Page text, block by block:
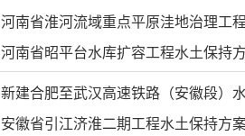
河南省淮河流域重点平原洼地治理工
河南省昭平台水库扩容工程水土保持
新建合肥至武汉高速铁路（安徽段）
安徽省引江济淮二期工程水土保持方